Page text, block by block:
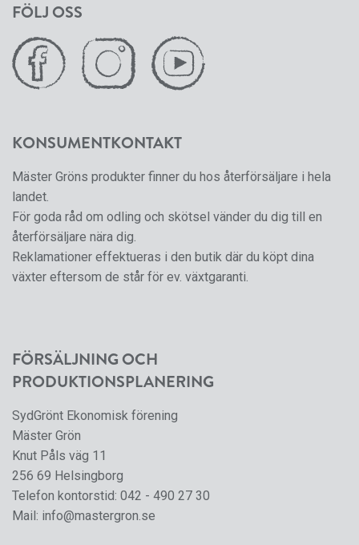
FÖLJ OSS
KONSUMENTKONTAKT
Mäster Gröns produkter finner du hos återförsäljare i hela
landet.
För goda råd om odling och skötsel vänder du dig till en
återförsäljare nära dig.
Reklamationer effektueras i den butik där du köpt dina
växter eftersom de står för ev. växtgaranti.
FÖRSÄLJNING OCH
PRODUKTIONSPLANERING
SydGrönt Ekonomisk förening
Mäster Grön
Knut Påls väg 11
256 69 Helsingborg
Telefon kontorstid: 042 - 490 27 30
Mail: info@mastergron.se